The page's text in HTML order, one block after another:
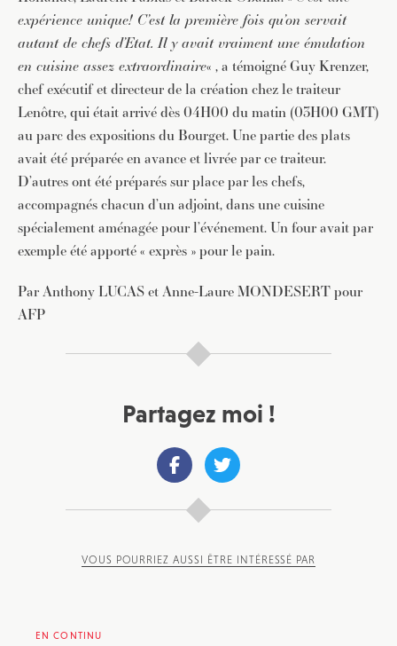
expérience unique! C’est la première fois qu’on servait
autant de chefs d’Etat. Il y avait vraiment une émulation
en cuisine assez extraordinaire« , a témoigné Guy Krenzer,
chef exécutif et directeur de la création chez le traiteur
Lenôtre, qui était arrivé dès 04H00 du matin (03H00 GMT)
au parc des expositions du Bourget. Une partie des plats
avait été préparée en avance et livrée par ce traiteur.
D’autres ont été préparés sur place par les chefs,
accompagnés chacun d’un adjoint, dans une cuisine
spécialement aménagée pour l’événement. Un four avait par
exemple été apporté « exprès » pour le pain.
Par Anthony LUCAS et Anne-Laure MONDESERT pour
AFP
Partagez moi !
VOUS POURRIEZ AUSSI ÊTRE INTÉRESSÉ PAR
EN CONTINU
JE M'INSCRIS À LA NEWSLETTER
d’info avec une sélection d’articles …